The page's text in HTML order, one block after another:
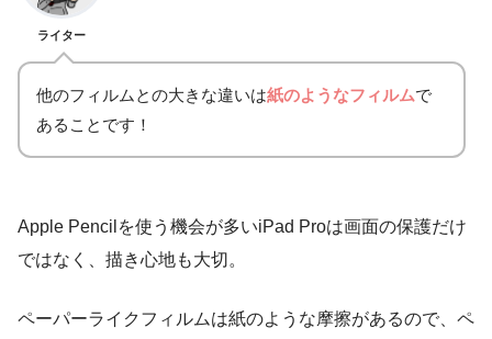
ライター
他のフィルムとの大きな違いは紙のようなフィルムで
あることです！
Apple Pencilを使う機会が多いiPad Proは画面の保護だけ
ではなく、描き心地も大切。
ペーパーライクフィルムは紙のような摩擦があるので、ペ